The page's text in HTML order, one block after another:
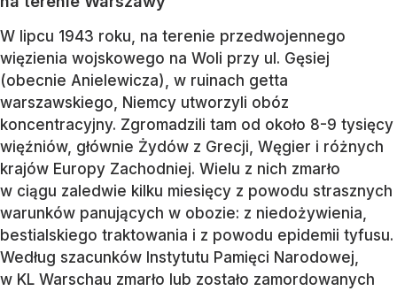
W lipcu 1943 roku, na terenie przedwojennego
więzienia wojskowego na Woli przy ul. Gęsiej
(obecnie Anielewicza), w ruinach getta
warszawskiego, Niemcy utworzyli obóz
koncentracyjny. Zgromadzili tam od około 8-9 tysięcy
więźniów, głównie Żydów z Grecji, Węgier i różnych
krajów Europy Zachodniej. Wielu z nich zmarło
w ciągu zaledwie kilku miesięcy z powodu strasznych
warunków panujących w obozie: z niedożywienia,
bestialskiego traktowania i z powodu epidemii tyfusu.
Według szacunków Instytutu Pamięci Narodowej,
w KL Warschau zmarło lub zostało zamordowanych